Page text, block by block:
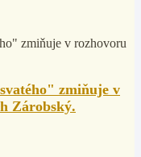
zmiňuje v
Zárobský.